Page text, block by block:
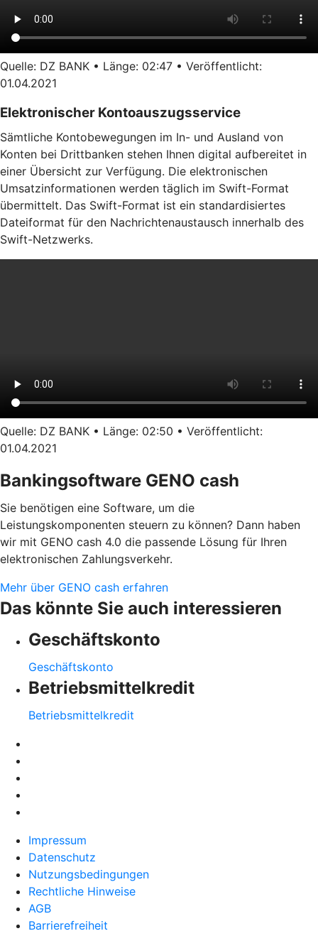
Quelle: DZ BANK • Länge: 02:47 • Veröffentlicht:
01.04.2021
Elektronischer Kontoauszugsservice
Sämtliche Kontobewegungen im In- und Ausland von
Konten bei Drittbanken stehen Ihnen digital aufbereitet in
einer Übersicht zur Verfügung. Die elektronischen
Umsatzinformationen werden täglich im Swift-Format
übermittelt. Das Swift-Format ist ein standardisiertes
Dateiformat für den Nachrichtenaustausch innerhalb des
Swift-Netzwerks.
Quelle: DZ BANK • Länge: 02:50 • Veröffentlicht:
01.04.2021
Bankingsoftware GENO cash
Sie benötigen eine Software, um die
Leistungskomponenten steuern zu können? Dann haben
wir mit GENO cash 4.0 die passende Lösung für Ihren
elektronischen Zahlungsverkehr.
Mehr über GENO cash erfahren
Das könnte Sie auch interessieren
Geschäftskonto
Geschäftskonto
Betriebsmittelkredit
Betriebsmittelkredit
Impressum
Datenschutz
Nutzungsbedingungen
Rechtliche Hinweise
AGB
Barrierefreiheit